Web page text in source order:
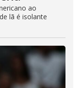
ao
lã é isolante